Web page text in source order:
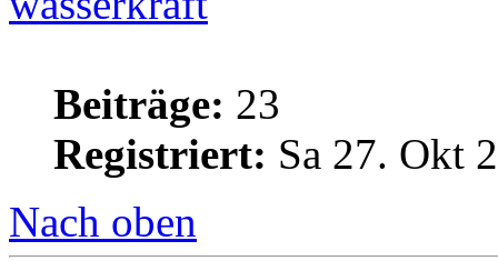
Beiträge: 23
Registriert: Sa 27. Okt
Nach oben